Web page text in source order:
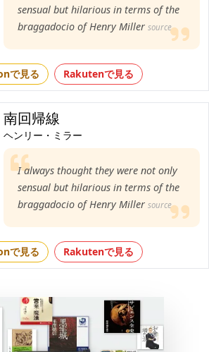
sensual but hilarious in terms of the
braggadocio of Henry Millersource
で見る Rakutenで見る
南回帰線
ヘンリー・ミラー
I always thought they were not only
sensual but hilarious in terms of the
braggadocio of Henry Millersource
で見る Rakutenで見る